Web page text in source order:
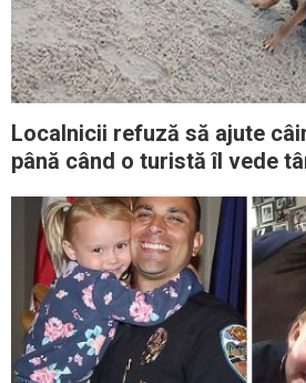
Localnicii refuză să ajute
până când o turistă îl vede